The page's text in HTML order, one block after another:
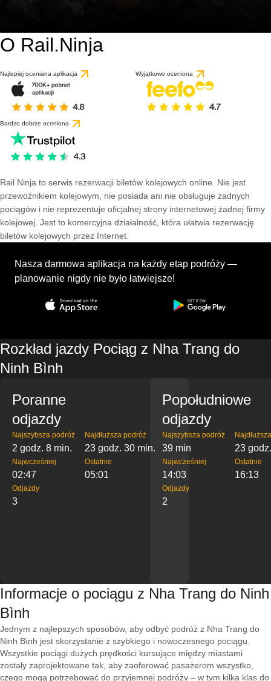
O Rail.Ninja
Najlepiej oceniana aplikacja Wyjątkowo oceniona
Bardzo dobrze oceniona
Rail Ninja to serwis rezerwacji biletów kolejowych online. Nie jest
przewoźnikiem kolejowym, nie posiada ani nie obsługuje żadnych
pociągów i nie reprezentuje oficjalnej strony internetowej żadnej firmy
kolejowej. Jest to komercyjna działalność, która ułatwia rezerwację
biletów kolejowych przez Internet.
Nasza darmowa aplikacja na każdy etap podróży —
planowanie nigdy nie było łatwiejsze!
Rozkład jazdy Pociąg z Nha Trang do
Ninh Bình
Poranne
odjazdy
Najszybsza podróż
2 godz. 8 min.
Najdłuższa podróż
23 godz. 30 min.
Najwcześniej
02:47
Ostatnie
05:01
Odjazdy
3
Popołudniowe
odjazdy
Najszybsza podróż
39 min 23
Najwcześniej
14:03
Ostatnie
16:13
Odjazdy
2
Informacje o pociągu z Nha Trang do Ninh
Bình
Jednym z najlepszych sposobów, aby odbyć podróż z Nha Trang do
Ninh Bình jest skorzystanie z szybkiego i nowoczesnego pociągu.
Wszystkie pociągi dużych prędkości kursujące między miastami
zostały zaprojektowane tak, aby zaoferować pasażerom wszystko,
czego mogą potrzebować do przyjemnej podróży – w tym kilka klas do